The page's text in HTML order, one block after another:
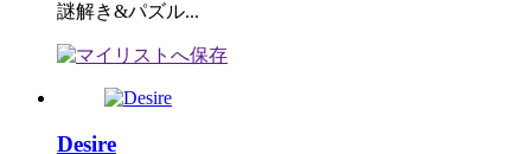
謎解き&パズル...
Desire